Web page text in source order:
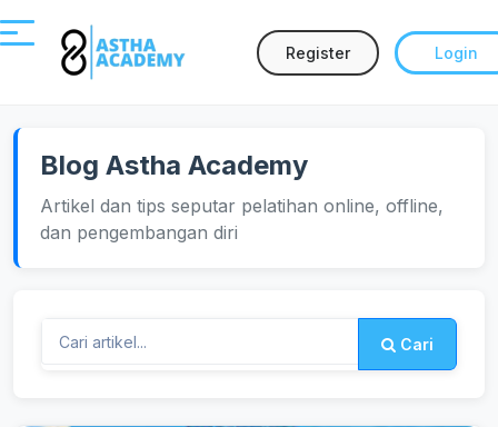
Register Login
Blog Astha Academy
Artikel dan tips seputar pelatihan online, offline,
dan pengembangan diri
Cari